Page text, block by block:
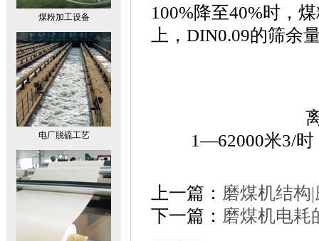
煤粉加工设备
电厂脱硫工艺
100%降至40%时，
上，DIN0.09的筛余
1—62000米3/
上一篇： 磨煤机结构
下一篇： 磨煤机电耗